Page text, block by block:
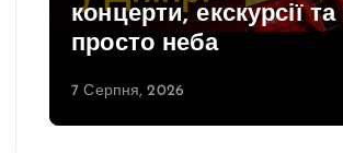
концерти, екскурсії
просто неба
7 Серпня, 2026